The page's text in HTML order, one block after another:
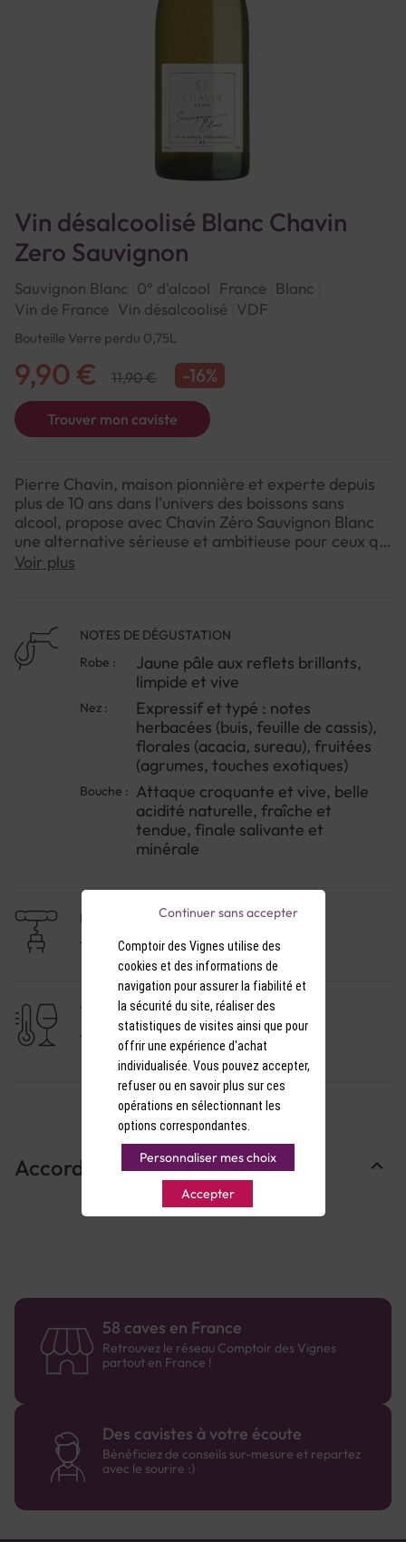
Vin désalcoolisé Blanc Chavin
Zero Sauvignon
Sauvignon Blanc 0° d'alcool France
Blanc
Vin de France Vin désalcoolisé VDF
Bouteille Verre perdu 0,75L
Trouver mon caviste
9,90 € 11,90 € -16%
Pierre Chavin, maison pionnière et experte depuis
plus de 10 ans dans l'univers des boissons sans
alcool, propose avec Chavin Zéro Sauvignon Blanc
une alternative sérieuse et ambitieuse pour ceux qui
souhaitent profiter du plaisir du vin sans les effets
température (35°C maximum) — sans pasteurisation
— pour préserver au mieux toute la richesse
aromatique du cépage.
Le résultat est convaincant : un 100% Sauvignon
Blanc au profil franc et précis, qui délivre avec
fidélité les arômes si reconnaissables du cépage.
Herbacé, floral, fruité et tendu en bouche, il se
révèle croquant et désaltérant. Zéro alcool, sans
arômes ajoutés, et 6 fois moins calorique qu'un
blanc classique — idéal pour les conducteurs, les
femmes enceintes, ou tout simplement ceux qui
À servir très frais, dès l'apéritif ou sur une salade de
chèvre chaud.
Voir plus
NOTES DE DÉGUSTATION
Robe :
Jaune pâle aux reflets brillants,
limpide et vive
Nez :
Expressif et typé : notes
herbacées (buis, feuille de cassis),
florales (acacia, sureau), fruitées
(agrumes, touches exotiques)
Bouche : Attaque croquante et vive, belle
acidité naturelle, fraîche et
tendue, finale salivante et
minérale
NIVEAU DE GARDE
1 à 3 ans
TEMPÉRATURE DE SERVICE
7-8°C
Accords Mets & Vins
58 caves en France
Retrouvez le réseau Comptoir des Vignes
partout en France !
Des cavistes à votre écoute
Bénéficiez de conseils sur-mesure et repartez
avec le sourire :)
Comptoir des Vignes utilise des
cookies et des informations de
navigation pour assurer la fiabilité et
la sécurité du site, réaliser des
statistiques de visites ainsi que pour
offrir une expérience d'achat
individualisée. Vous pouvez accepter,
refuser ou en savoir plus sur ces
opérations en sélectionnant les
options correspondantes.
Personnaliser mes choix
Accepter
Continuer sans accepter